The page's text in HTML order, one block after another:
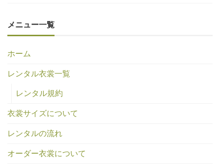
メニュー一覧
ホーム
レンタル衣裳一覧
レンタル規約
衣裳サイズについて
レンタルの流れ
オーダー衣裳について